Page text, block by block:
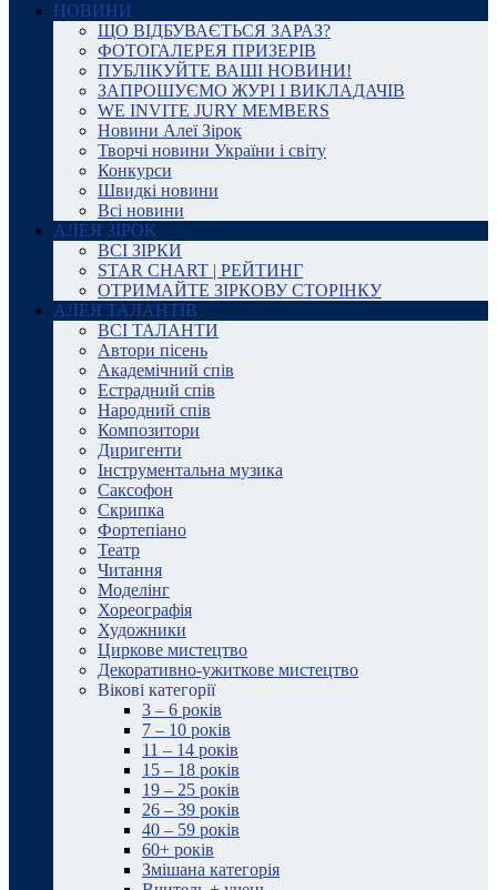
НОВИНИ
ЩО ВІДБУВАЄТЬСЯ ЗАРАЗ?
ФОТОГАЛЕРЕЯ ПРИЗЕРІВ
ПУБЛІКУЙТЕ ВАШІ НОВИНИ!
ЗАПРОШУЄМО ЖУРІ І ВИКЛАДАЧІВ
WE INVITE JURY MEMBERS
Новини Алеї Зірок
Творчі новини України і світу
Конкурси
Швидкі новини
Всі новини
АЛЕЯ ЗІРОК
ВСІ ЗІРКИ
STAR CHART | РЕЙТИНГ
ОТРИМАЙТЕ ЗІРКОВУ СТОРІНКУ
АЛЕЯ ТАЛАНТІВ
ВСІ ТАЛАНТИ
Автори пісень
Академічний спів
Естрадний спів
Народний спів
Композитори
Диригенти
Інструментальна музика
Саксофон
Скрипка
Фортепіано
Театр
Читання
Моделінг
Хореографія
Художники
Циркове мистецтво
Декоративно-ужиткове мистецтво
Вікові категорії
3 – 6 років
7 – 10 років
11 – 14 років
15 – 18 років
19 – 25 років
26 – 39 років
40 – 59 років
60+ років
Змішана категорія